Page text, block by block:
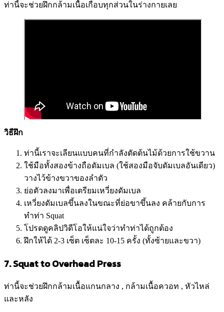
ท่านี้จะช่วยฝึกกล้ามเนื้อเกือบทุกส่วนในร่างกายเลย
วิธีฝึก
ท่านี้เราจะเลียนแบบคนที่กำลังตัดต้นไม้ด้วยการใช้ขวาน
ใช้มือทั้งสองข้างถือดัมเบล (ใช้สองมือจับดัมเบลอันเดียว)
วางไว้ข้างขวาของลำตัว
ย่อตัวลงมาเพื่อเตรียมเหวี่ยงดัมเบล
เหวี่ยงดัมเบลขึ้นลงในขณะที่ย่อขาขึ้นลง คล้ายกับการ
ทำท่า Squat
โปรดดูคลิปวิดีโอให้แน่ใจว่าทำท่าได้ถูกต้อง
ฝึกให้ได้ 2-3 เซ็ต เซ็ตละ 10-15 ครั้ง (ทั้งซ้ายและขวา)
7. Squat to Overhead Press
ท่านี้จะช่วยฝึกกล้ามเนื้อแกนกลาง , กล้ามเนื้อควอท , หัวไหล่
และหลัง